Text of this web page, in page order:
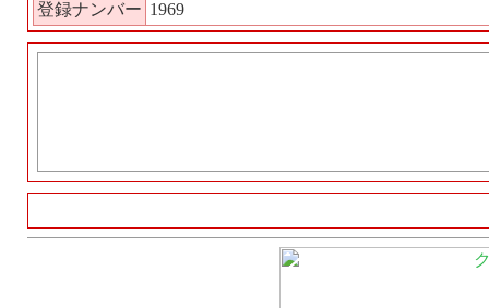
登録ナンバー 1969